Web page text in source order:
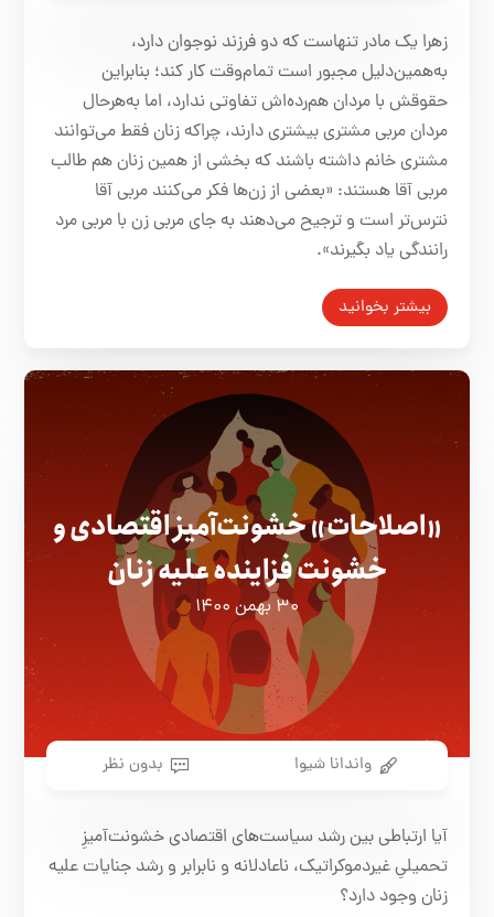
زهرا یک مادر تنهاست که دو فرزند نوجوان دارد،
به‌همین‌دلیل مجبور است تمام‌وقت کار کند؛ بنابراین
حقوقش با مردان هم‌رده‌اش تفاوتی ندارد، اما به‌هر‌حال
مردان مربی مشتری بیشتری دارند، چراکه زنان فقط می‌توانند
مشتری خانم داشته باشند که بخشی از همین زنان هم طالب
مربی آقا هستند: «بعضی از زن‌ها فکر می‌کنند مربی آقا
نترس‌تر است و ترجیح می‌دهند به جای مربی زن با مربی مرد
رانندگی یاد بگیرند».
بیشتر بخوانید
«اصلاحات» خشونت‌آمیز اقتصادی و
خشونت فزاینده علیه زنان
۳۰ بهمن ۱۴۰۰
واندانا شیوا بدون نظر
آیا ارتباطی بین رشد سیاست‌های اقتصادی خشونت‌آمیزِ
تحمیلیِ غیردموکراتیک، ناعادلانه و نابرابر و رشد جنایات علیه
زنان وجود دارد؟